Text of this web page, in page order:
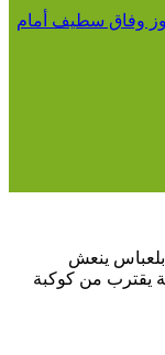
وفاق سطيف أمام
بلعباس ينعش
يقترب من كوكبة